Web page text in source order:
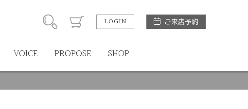
LOGIN ご来店予約
VOICE PROPOSE SHOP